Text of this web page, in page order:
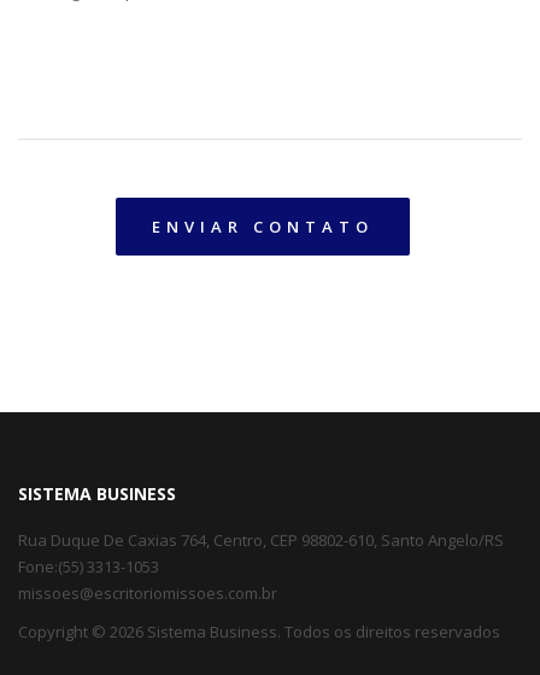
SISTEMA BUSINESS
Rua Duque De Caxias 764, Centro, CEP 98802-610, Santo Angelo/RS
Fone:(55) 3313-1053
missoes@escritoriomissoes.com.br
Copyright © 2026 Sistema Business. Todos os direitos reservados